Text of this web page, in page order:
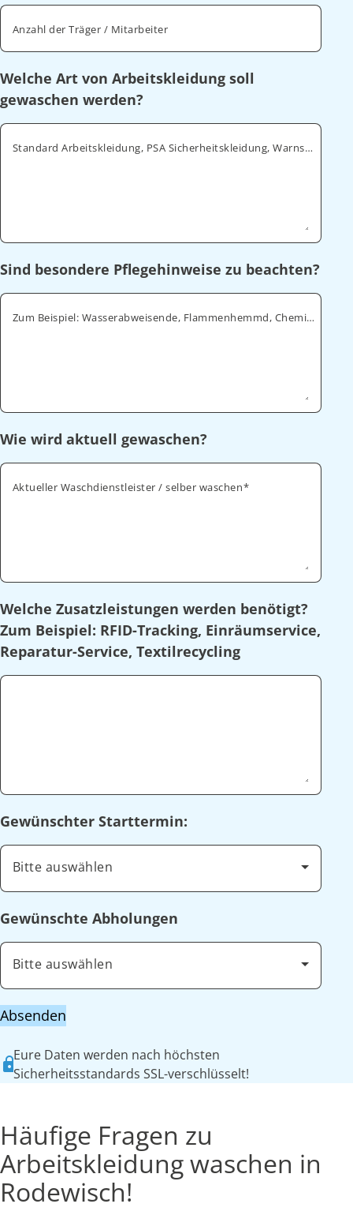
Anzahl der Träger / Mitarbeiter
Welche Art von Arbeitskleidung soll
gewaschen werden?
Standard Arbeitskleidung, PSA Sicherheitskleidung, Warnschutz, ESD
Sind besondere Pflegehinweise zu beachten?
Zum Beispiel: Wasserabweisende, Flammenhemmd, Chemikalienabweisende
Wie wird aktuell gewaschen?
Aktueller Waschdienstleister / selber waschen
Welche Zusatzleistungen werden benötigt?
Zum Beispiel: RFID-Tracking, Einräumservice,
Reparatur-Service, Textilrecycling
Gewünschter Starttermin:
Bitte auswählen
Gewünschte Abholungen
Bitte auswählen
Absenden
Eure Daten werden nach höchsten
Sicherheitsstandards SSL-verschlüsselt!
Häufige Fragen zu
Arbeitskleidung waschen in
Rodewisch!